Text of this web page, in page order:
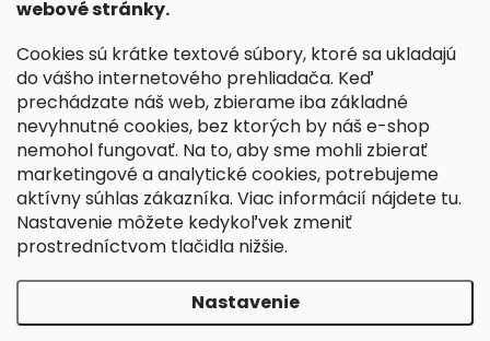
webové stránky.
Cookies sú krátke textové súbory, ktoré sa ukladajú
do vášho internetového prehliadača. Keď
prechádzate náš web, zbierame iba základné
nevyhnutné cookies, bez ktorých by náš e-shop
nemohol fungovať. Na to, aby sme mohli zbierať
marketingové a analytické cookies, potrebujeme
aktívny súhlas zákazníka. Viac informácií nájdete tu.
Nastavenie môžete kedykoľvek zmeniť
prostredníctvom tlačidla nižšie.
Nastavenie
remesla
KONTAKT
dotazy@ spongr.cz
+420 776 663 962
https://www.facebook.com/spongr.cz
spongr.cz